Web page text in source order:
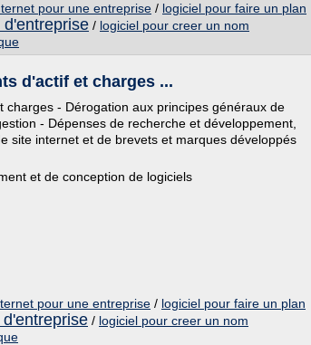
pour une entreprise / logiciel pour faire un plan
d'entreprise / logiciel pour creer un nom
d'actif et charges ...
charges - Dérogation aux principes généraux de
- Dépenses de recherche et développement,
site internet et de brevets et marques développés
et de conception de logiciels
pour une entreprise / logiciel pour faire un plan
/ logiciel pour creer un nom